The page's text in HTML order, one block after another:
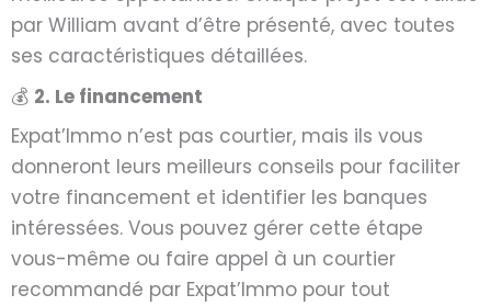
par William avant d’être présenté, avec toutes
ses caractéristiques détaillées.
💰 2. Le financement
Expat’Immo n’est pas courtier, mais ils vous
donneront leurs meilleurs conseils pour faciliter
votre financement et identifier les banques
intéressées. Vous pouvez gérer cette étape
vous-même ou faire appel à un courtier
recommandé par Expat’Immo pour tout